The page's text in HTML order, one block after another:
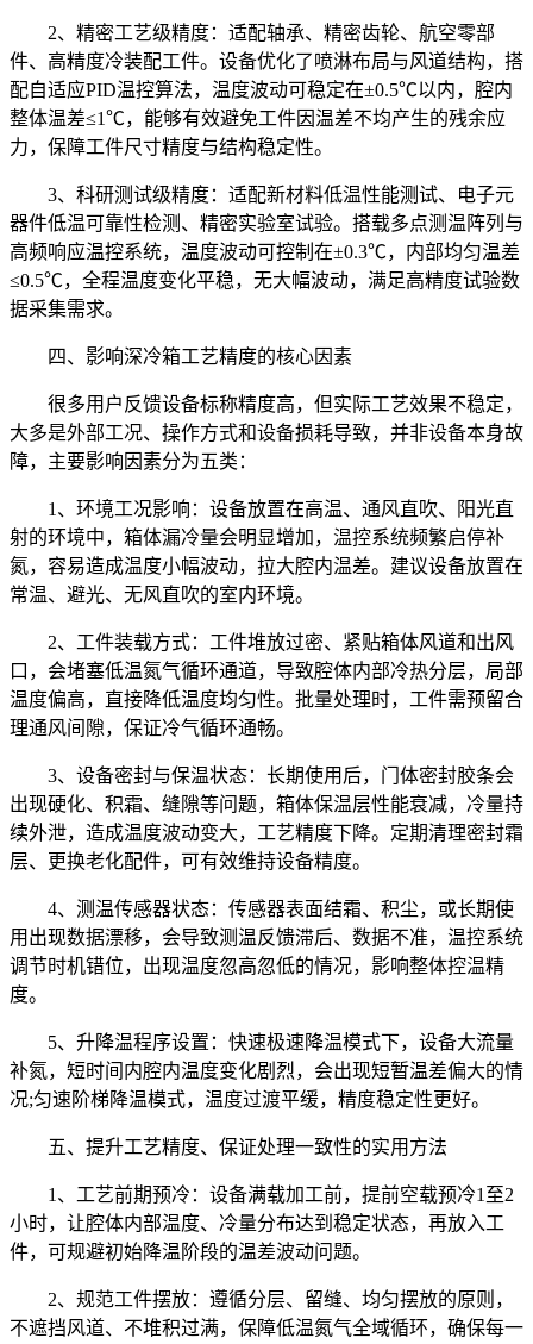
2、精密工艺级精度：适配轴承、精密齿轮、航空零部
件、高精度冷装配工件。设备优化了喷淋布局与风道结构，搭
配自适应PID温控算法，温度波动可稳定在±0.5℃以内，腔内
整体温差≤1℃，能够有效避免工件因温差不均产生的残余应
力，保障工件尺寸精度与结构稳定性。
3、科研测试级精度：适配新材料低温性能测试、电子元
器件低温可靠性检测、精密实验室试验。搭载多点测温阵列与
高频响应温控系统，温度波动可控制在±0.3℃，内部均匀温差
≤0.5℃，全程温度变化平稳，无大幅波动，满足高精度试验数
据采集需求。
四、影响深冷箱工艺精度的核心因素
很多用户反馈设备标称精度高，但实际工艺效果不稳定，
大多是外部工况、操作方式和设备损耗导致，并非设备本身故
障，主要影响因素分为五类：
1、环境工况影响：设备放置在高温、通风直吹、阳光直
射的环境中，箱体漏冷量会明显增加，温控系统频繁启停补
氮，容易造成温度小幅波动，拉大腔内温差。建议设备放置在
常温、避光、无风直吹的室内环境。
2、工件装载方式：工件堆放过密、紧贴箱体风道和出风
口，会堵塞低温氮气循环通道，导致腔体内部冷热分层，局部
温度偏高，直接降低温度均匀性。批量处理时，工件需预留合
理通风间隙，保证冷气循环通畅。
3、设备密封与保温状态：长期使用后，门体密封胶条会
出现硬化、积霜、缝隙等问题，箱体保温层性能衰减，冷量持
续外泄，造成温度波动变大，工艺精度下降。定期清理密封霜
层、更换老化配件，可有效维持设备精度。
4、测温传感器状态：传感器表面结霜、积尘，或长期使
用出现数据漂移，会导致测温反馈滞后、数据不准，温控系统
调节时机错位，出现温度忽高忽低的情况，影响整体控温精
度。
5、升降温程序设置：快速极速降温模式下，设备大流量
补氮，短时间内腔内温度变化剧烈，会出现短暂温差偏大的情
况;匀速阶梯降温模式，温度过渡平缓，精度稳定性更好。
五、提升工艺精度、保证处理一致性的实用方法
1、工艺前期预冷：设备满载加工前，提前空载预冷1至2
小时，让腔体内部温度、冷量分布达到稳定状态，再放入工
件，可规避初始降温阶段的温差波动问题。
2、规范工件摆放：遵循分层、留缝、均匀摆放的原则，
不遮挡风道、不堆积过满，保障低温氮气全域循环，确保每一